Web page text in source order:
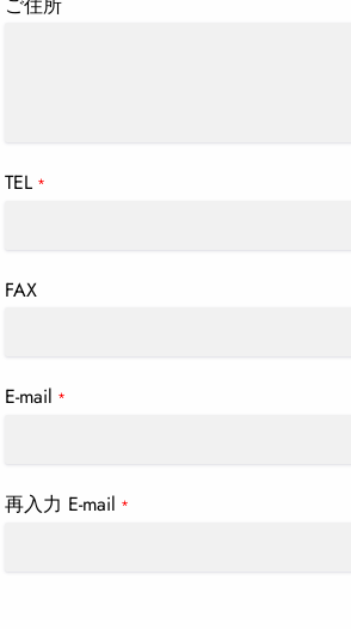
TEL *
FAX
E-mail *
再入力 E-mail *